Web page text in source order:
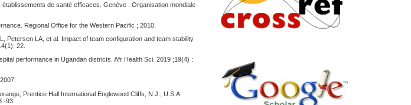
de santé efficaces. Genève : Organisation mondiale
Regional Office for the Western Pacific ; 2010.
Petersen LA, et al. Impact of team configuration and team stability
22.
performance in Ugandan districts. Afr Health Sci. 2019 ;19(4) :
Prentice Hall International Englewood Cliffs, N.J., U.S.A.
-93.